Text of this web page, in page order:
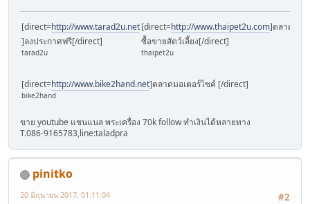
[direct=http://www.tarad2u.net
]ลงประกาศฟรี[/direct]
tarad2u
[direct=http://www.thaipet2u.com]ตลาด
ซื้อขายสัตว์เลี้ยง[/direct]
thaipet2u
[direct=http://www.bike2hand.net]ตลาดมอเตอร์ไซค์ [/direct]
bike2hand
ขาย youtube แชนแนล พระเครื่อง 70k follow ทำเงินได้หลายทาง
T.086-9165783,line:taladpra
pinitko
#2
20 มิถุนายน 2017, 01:11:04